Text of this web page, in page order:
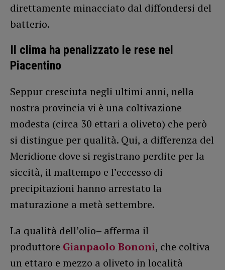
direttamente minacciato dal diffondersi del
batterio.
Il clima ha penalizzato le rese nel
Piacentino
Seppur cresciuta negli ultimi anni, nella
nostra provincia vi è una coltivazione
modesta (circa 30 ettari a oliveto) che però
si distingue per qualità. Qui, a differenza del
Meridione dove si registrano perdite per la
siccità, il maltempo e l’eccesso di
precipitazioni hanno arrestato la
maturazione a metà settembre.
La qualità dell’olio– afferma il
produttore Gianpaolo Bononi, che coltiva
un ettaro e mezzo a oliveto in località